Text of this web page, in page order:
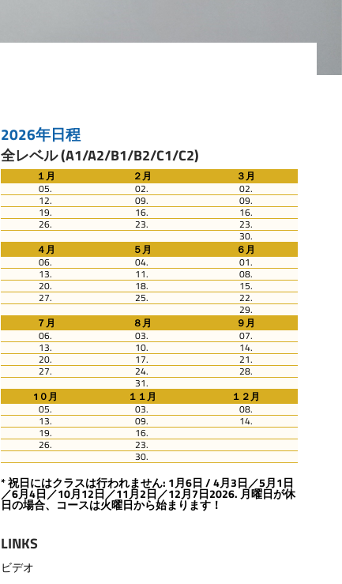
2026年日程
全レベル (A1/A2/B1/B2/C1/C2)
１月 ２月
３月
05.
02. 02.
12. 09. 09.
19. 16. 16.
26. 23. 23.
30.
４月
５月
６月
06.
04. 01.
13. 11. 08.
20. 18. 15.
27. 25. 22.
29.
７月
８月
９月
06.
03. 07.
13. 10. 14.
20. 17. 21.
27. 24. 28.
31.
1０月
１１月
１２月
05.
03. 08.
13. 09. 14.
19. 16.
26. 23.
30.
* 祝日にはクラスは行われません: 1月6日 / 4月3日／5月1日
／6月4日／10月12日／11月2日／12月7日2026. 月曜日が休
日の場合、コースは火曜日から始まります！
LINKS
ビデオ